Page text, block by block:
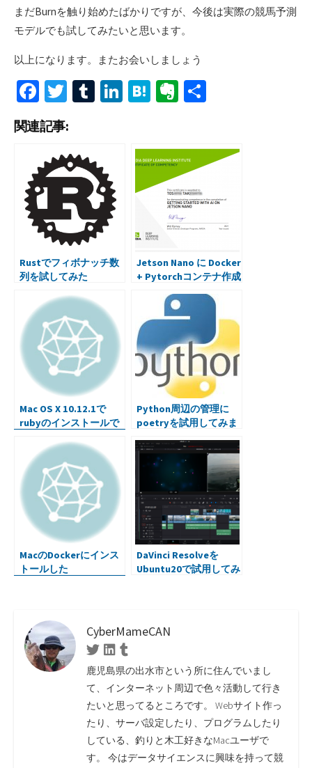
まだBurnを触り始めたばかりですが、今後は実際の競馬予測
モデルでも試してみたいと思います。
以上になります。またお会いしましょう
Fa
ce
b
o
o
k
T
tt
er
T
bl
r
Li
dI
H
n
a
Ev
ot
e
関連記事:
Rustでフィボナッチ数
列を試してみた
Jetson Nano に Docker
+ Pytorchコンテナ作成
Mac OS X 10.12.1で
rubyのインストールで
Python周辺の管理に
poetryを試用してみま
MacのDockerにインス
トールした
DaVinci Resolveを
Ubuntu20で試用してみ
CyberMameCAN
TwitterLinkedin
鹿児島県の出水市という所に住んでいまし
て、インターネット周辺で色々活動して行き
たいと思ってるところです。 Webサイト作っ
たり、サーバ設定したり、プログラムしたり
している、釣りと木工好きなMacユーザで
す。 今はデータサイエンスに興味を持って競